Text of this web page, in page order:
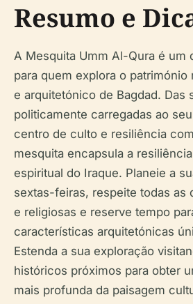
Resumo e
A Mesquita Umm Al-Qura é um
para quem explora o
e arquitetónico de Bagdad. Das
politicamente carregadas ao
centro de culto e resiliência
mesquita encapsula a
espiritual do Iraque. Planeie a
sextas-feiras, respeite todas as
e religiosas e reserve tempo
características arquitetónicas
Estenda a sua exploração
históricos próximos para obter
mais profunda da paisagem